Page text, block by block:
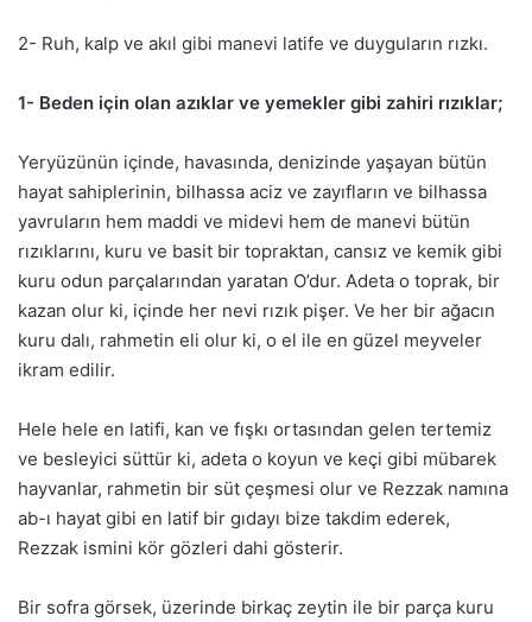
2- Ruh, kalp ve akıl gibi manevi latife ve duyguların rızkı.
1- Beden için olan azıklar ve yemekler gibi zahiri rızıklar;
Yeryüzünün içinde, havasında, denizinde yaşayan bütün
hayat sahiplerinin, bilhassa aciz ve zayıfların ve bilhassa
yavruların hem maddi ve midevi hem de manevi bütün
rızıklarını, kuru ve basit bir topraktan, cansız ve kemik gibi
kuru odun parçalarından yaratan O’dur. Adeta o toprak, bir
kazan olur ki, içinde her nevi rızık pişer. Ve her bir ağacın
kuru dalı, rahmetin eli olur ki, o el ile en güzel meyveler
ikram edilir.
Hele hele en latifi, kan ve fışkı ortasından gelen tertemiz
ve besleyici süttür ki, adeta o koyun ve keçi gibi mübarek
hayvanlar, rahmetin bir süt çeşmesi olur ve Rezzak namına
ab-ı hayat gibi en latif bir gıdayı bize takdim ederek,
Rezzak ismini kör gözleri dahi gösterir.
Bir sofra görsek, üzerinde birkaç zeytin ile bir parça kuru